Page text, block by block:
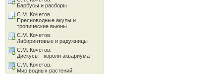
Барбусы и расборы
С.М. Кочетов.
Пресноводные акулы и
тропические вьюны
С.М. Кочетов.
Лабиринтовые и радужницы
С.М. Кочетов.
Дискусы - короли аквариума
С.М. Кочетов.
Мир водных растений